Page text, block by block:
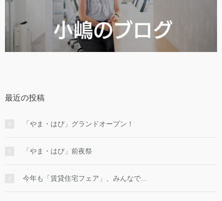
最近の投稿
「やま・はぴ」グランドオープン！
「やま・はぴ」前夜祭
今年も「賃貸住宅フェア」、みんなで…